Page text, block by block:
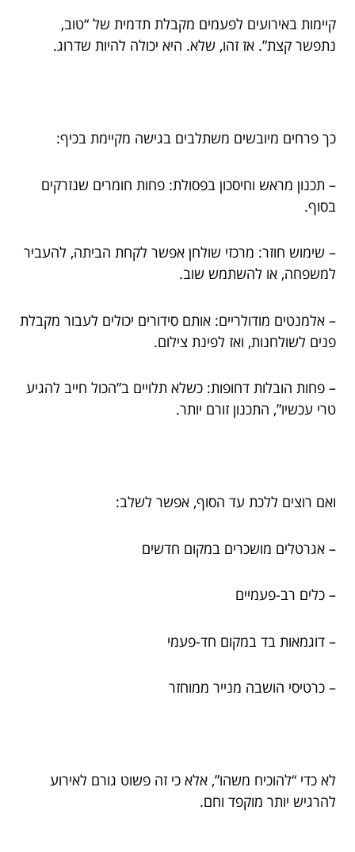
קיימות באירועים לפעמים מקבלת תדמית של “טוב,
נתפשר קצת”. אז זהו, שלא. היא יכולה להיות שדרוג.
כך פרחים מיובשים משתלבים בגישה מקיימת בכיף:
– תכנון מראש וחיסכון בפסולת: פחות חומרים שנזרקים
בסוף.
– שימוש חוזר: מרכזי שולחן אפשר לקחת הביתה, להעביר
למשפחה, או להשתמש שוב.
– אלמנטים מודולריים: אותם סידורים יכולים לעבור מקבלת
פנים לשולחנות, ואז לפינת צילום.
– פחות הובלות דחופות: כשלא תלויים ב”הכול חייב להגיע
טרי עכשיו”, התכנון זורם יותר.
ואם רוצים ללכת עד הסוף, אפשר לשלב:
– אגרטלים מושכרים במקום חדשים
– כלים רב-פעמיים
– דוגמאות בד במקום חד-פעמי
– כרטיסי הושבה מנייר ממוחזר
לא כדי “להוכיח משהו”, אלא כי זה פשוט גורם לאירוע
להרגיש יותר מוקפד וחם.